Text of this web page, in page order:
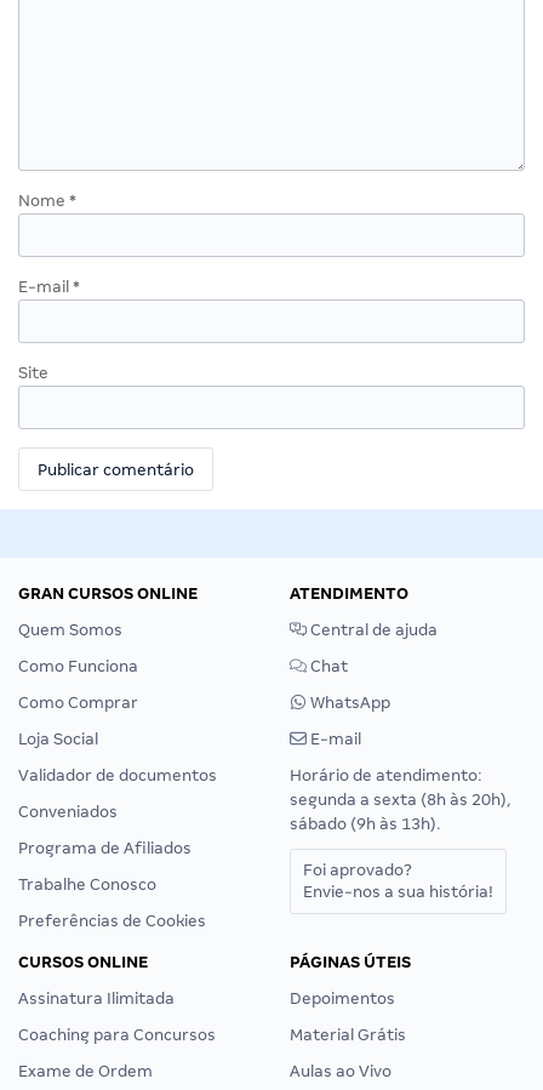
Nome *
E-mail *
Site
GRAN CURSOS ONLINE
Quem Somos
Como Funciona
Como Comprar
Loja Social
Validador de documentos
Conveniados
Programa de Afiliados
Trabalhe Conosco
Preferências de Cookies
ATENDIMENTO
Central de ajuda
Chat
WhatsApp
E-mail
Horário de atendimento:
segunda a sexta (8h às 20h),
sábado (9h às 13h).
Foi aprovado?
Envie-nos a sua história!
CURSOS ONLINE
Assinatura Ilimitada
Coaching para Concursos
Exame de Ordem
PÁGINAS ÚTEIS
Depoimentos
Material Grátis
Aulas ao Vivo